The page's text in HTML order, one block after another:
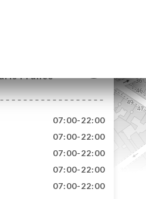
France
07:00-22:00
07:00-22:00
07:00-22:00
07:00-22:00
07:00-22:00